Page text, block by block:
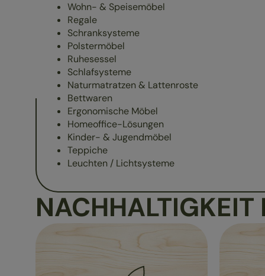
Wohn- & Speisemöbel
Regale
Schranksysteme
Polstermöbel
Ruhesessel
Schlafsysteme
Naturmatratzen & Lattenroste
Bettwaren
Ergonomische Möbel
Homeoffice-Lösungen
Kinder- & Jugendmöbel
Teppiche
Leuchten / Lichtsysteme
NACHHALTIGKEIT